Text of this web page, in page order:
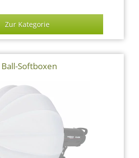
Zur Kategorie
Ball-Softboxen